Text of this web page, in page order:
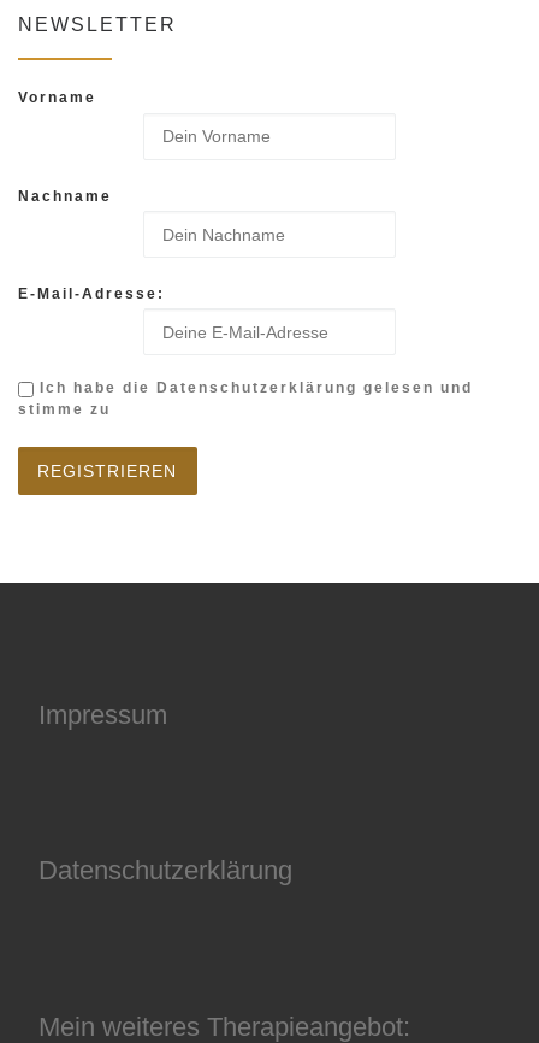
NEWSLETTER
Vorname
Nachname
E-Mail-Adresse:
Ich habe die Datenschutzerklärung gelesen und
stimme zu
Impressum
Datenschutzerklärung
Mein weiteres Therapieangebot: